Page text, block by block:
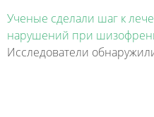
Ученые сделали шаг к
нарушений при